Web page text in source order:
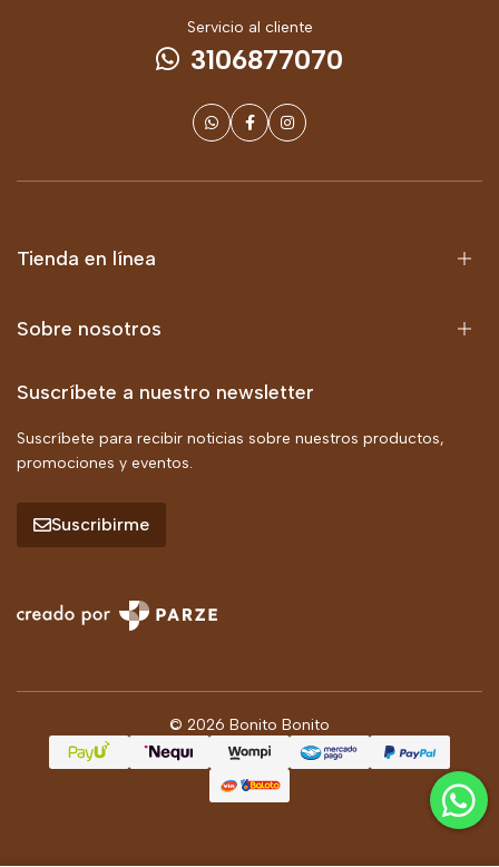
Servicio al cliente
3106877070
Tienda en línea
Sobre nosotros
Suscríbete a nuestro newsletter
Suscríbete para recibir noticias sobre nuestros productos,
promociones y eventos.
Suscribirme
© 2026 Bonito Bonito